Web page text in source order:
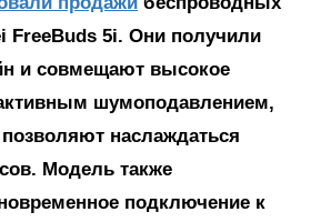
FreeBuds 5i. Они получили
и совмещают высокое
активным шумоподавлением,
наслаждаться
Модель также
подключение к